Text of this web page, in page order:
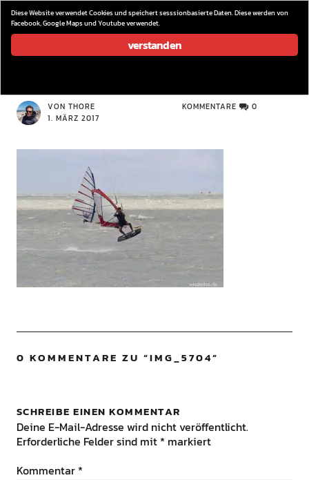
wieder los…
VON THORE
1. MÄRZ 2017
KOMMENTARE 0
0 KOMMENTARE ZU “IMG_5704”
SCHREIBE EINEN KOMMENTAR
Deine E-Mail-Adresse wird nicht veröffentlicht.
Erforderliche Felder sind mit * markiert
Kommentar *
Diese Website verwendet Cookies und speichert sesssionbasierte Daten. Diese werden von
Facebook, Google Maps und Youtube verwendet.
verstanden